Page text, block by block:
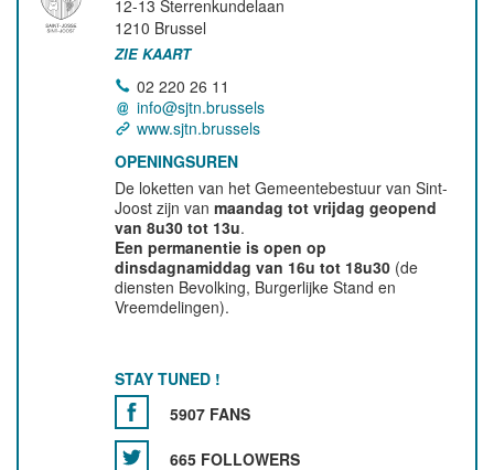
12-13 Sterrenkundelaan
1210 Brussel
ZIE KAART
02 220 26 11
info@sjtn.brussels
www.sjtn.brussels
OPENINGSUREN
De loketten van het Gemeentebestuur van Sint-
Joost zijn vanmaandag tot vrijdag geopend
van 8u30 tot 13u.
Een permanentie is open op
dinsdagnamiddag van 16u tot 18u30 (de
diensten Bevolking, Burgerlijke Stand en
Vreemdelingen).
STAY TUNED !
5907 FANS
665 FOLLOWERS